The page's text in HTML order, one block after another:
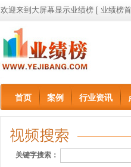
欢迎来到大屏幕显示业绩榜 [ 业绩榜
首页 案例 行业资讯
关键字搜索：